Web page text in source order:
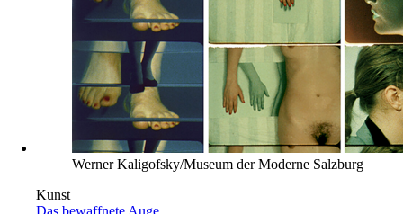
Werner Kaligofsky/Museum der Moderne Salzburg
Kunst